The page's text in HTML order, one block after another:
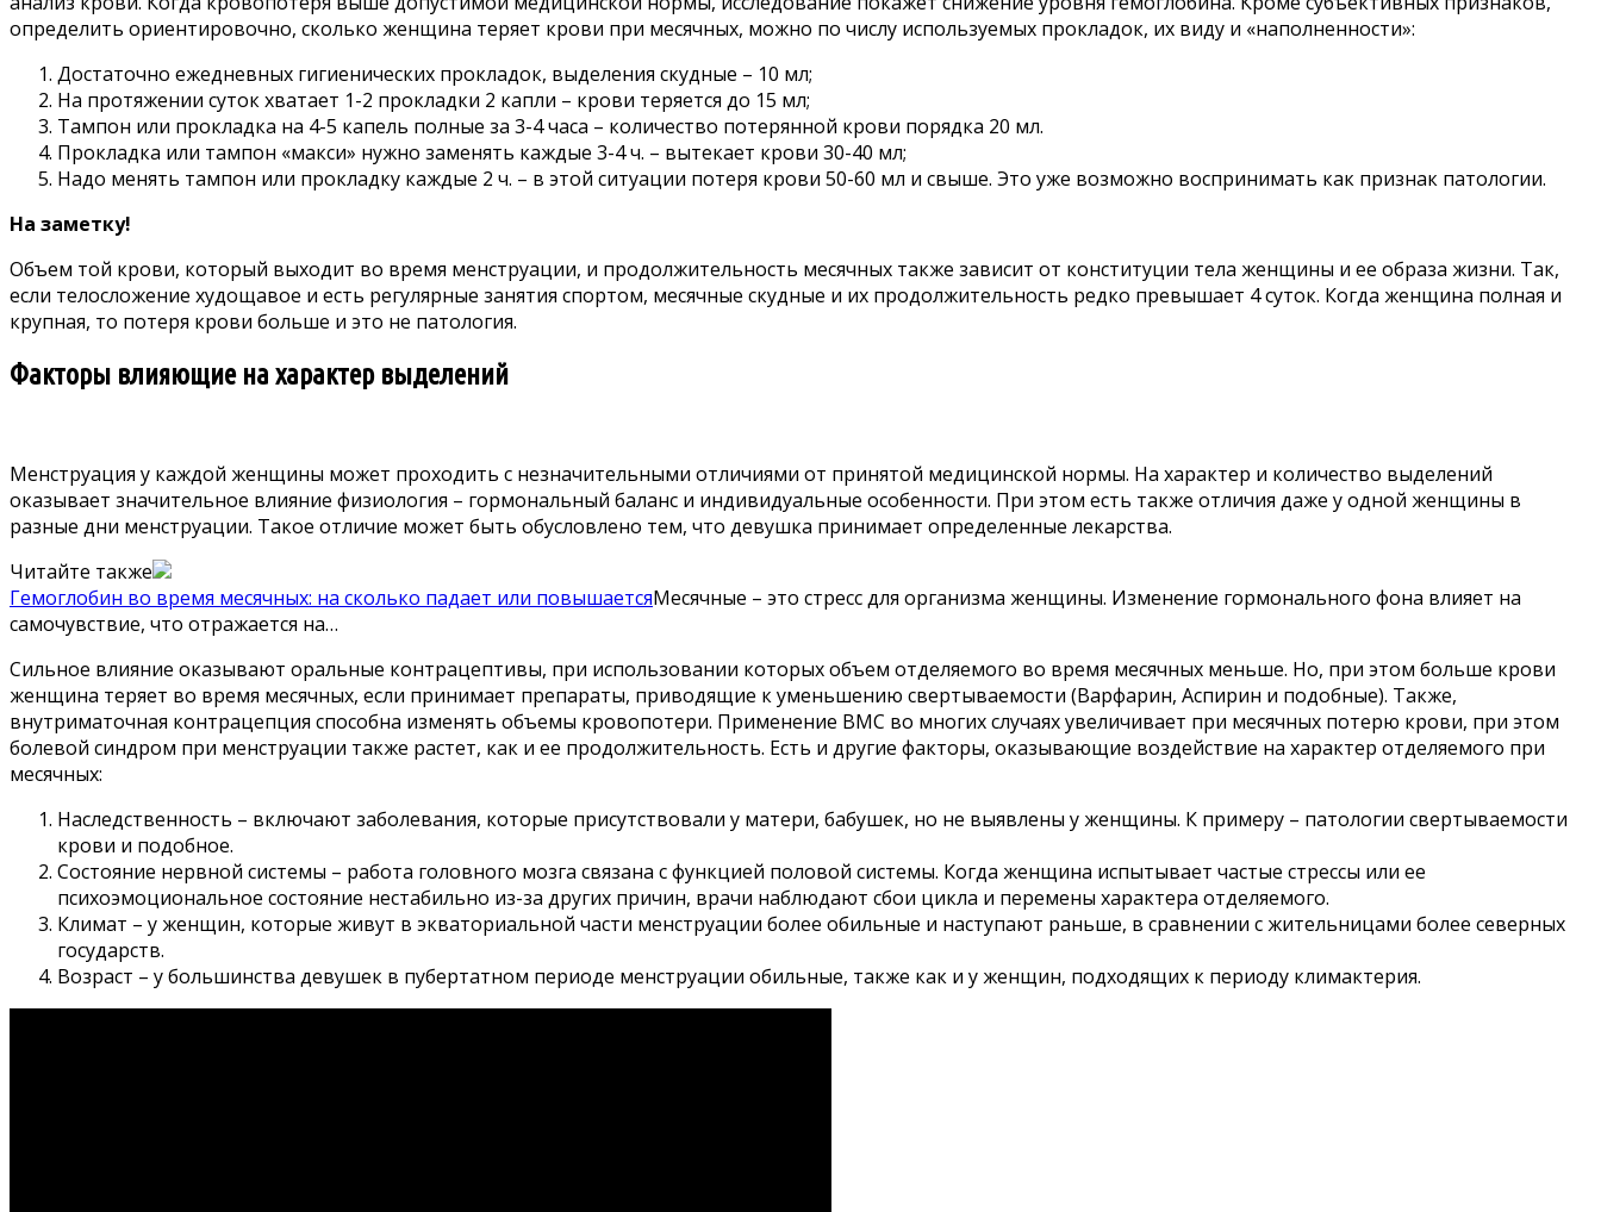
определить ориентировочно, сколько женщина теряет крови при месячных, можно по числу используемых прокладок, их виду и «наполненности»:
Достаточно ежедневных гигиенических прокладок, выделения скудные – 10 мл;
На протяжении суток хватает 1-2 прокладки 2 капли – крови теряется до 15 мл;
Тампон или прокладка на 4-5 капель полные за 3-4 часа – количество потерянной крови порядка 20 мл.
Прокладка или тампон «макси» нужно заменять каждые 3-4 ч. – вытекает крови 30-40 мл;
Надо менять тампон или прокладку каждые 2 ч. – в этой ситуации потеря крови 50-60 мл и свыше. Это уже возможно воспринимать как признак патологии.
На заметку!
Объем той крови, который выходит во время менструации, и продолжительность месячных также зависит от конституции тела женщины и ее образа жизни. Так,
если телосложение худощавое и есть регулярные занятия спортом, месячные скудные и их продолжительность редко превышает 4 суток. Когда женщина полная и
крупная, то потеря крови больше и это не патология.
Факторы влияющие на характер выделений
Менструация у каждой женщины может проходить с незначительными отличиями от принятой медицинской нормы. На характер и количество выделений
оказывает значительное влияние физиология – гормональный баланс и индивидуальные особенности. При этом есть также отличия даже у одной женщины в
разные дни менструации. Такое отличие может быть обусловлено тем, что девушка принимает определенные лекарства.
Читайте также
Гемоглобин во время месячных: на сколько падает или повышаетсяМесячные – это стресс для организма женщины. Изменение гормонального фона влияет на
самочувствие, что отражается на…
Сильное влияние оказывают оральные контрацептивы, при использовании которых объем отделяемого во время месячных меньше. Но, при этом больше крови
женщина теряет во время месячных, если принимает препараты, приводящие к уменьшению свертываемости (Варфарин, Аспирин и подобные). Также,
внутриматочная контрацепция способна изменять объемы кровопотери. Применение ВМС во многих случаях увеличивает при месячных потерю крови, при этом
болевой синдром при менструации также растет, как и ее продолжительность. Есть и другие факторы, оказывающие воздействие на характер отделяемого при
месячных:
Наследственность – включают заболевания, которые присутствовали у матери, бабушек, но не выявлены у женщины. К примеру – патологии свертываемости
крови и подобное.
Состояние нервной системы – работа головного мозга связана с функцией половой системы. Когда женщина испытывает частые стрессы или ее
психоэмоциональное состояние нестабильно из-за других причин, врачи наблюдают сбои цикла и перемены характера отделяемого.
Климат – у женщин, которые живут в экваториальной части менструации более обильные и наступают раньше, в сравнении с жительницами более северных
государств.
Возраст – у большинства девушек в пубертатном периоде менструации обильные, также как и у женщин, подходящих к периоду климактерия.